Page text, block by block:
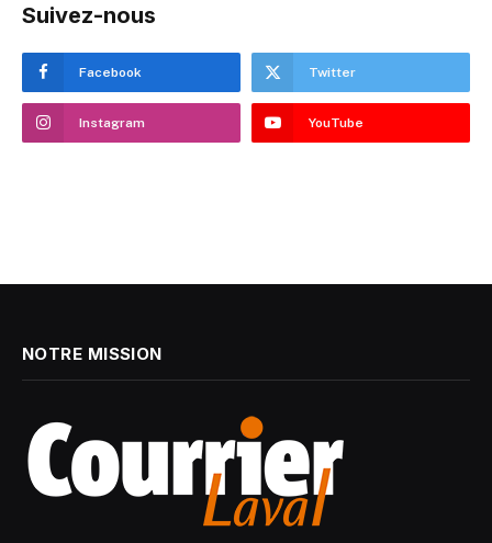
Suivez-nous
Facebook Twitter
Instagram YouTube
NOTRE MISSION